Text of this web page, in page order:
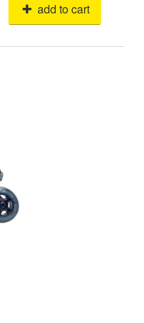
add to cart